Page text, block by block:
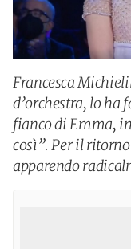
Francesca
d’orchestra, lo ha
fianco di Emma,
così”. Per il
apparendo